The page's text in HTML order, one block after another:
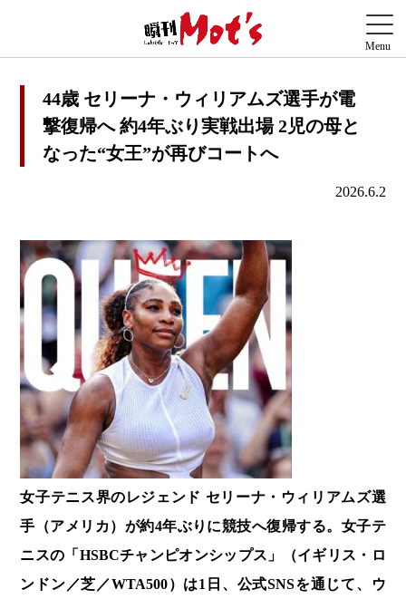
44歳 セリーナ・ウィリアムズ選手が電
撃復帰へ 約4年ぶり実戦出場 2児の母と
なった“女王”が再びコートへ
2026.6.2
女子テニス界のレジェンド セリーナ・ウィリアムズ選
手（アメリカ）が約4年ぶりに競技へ復帰する。女子テ
ニスの「HSBCチャンピオンシップス」（イギリス・ロ
ンドン／芝／WTA500）は1日、公式SNSを通じて、ウ